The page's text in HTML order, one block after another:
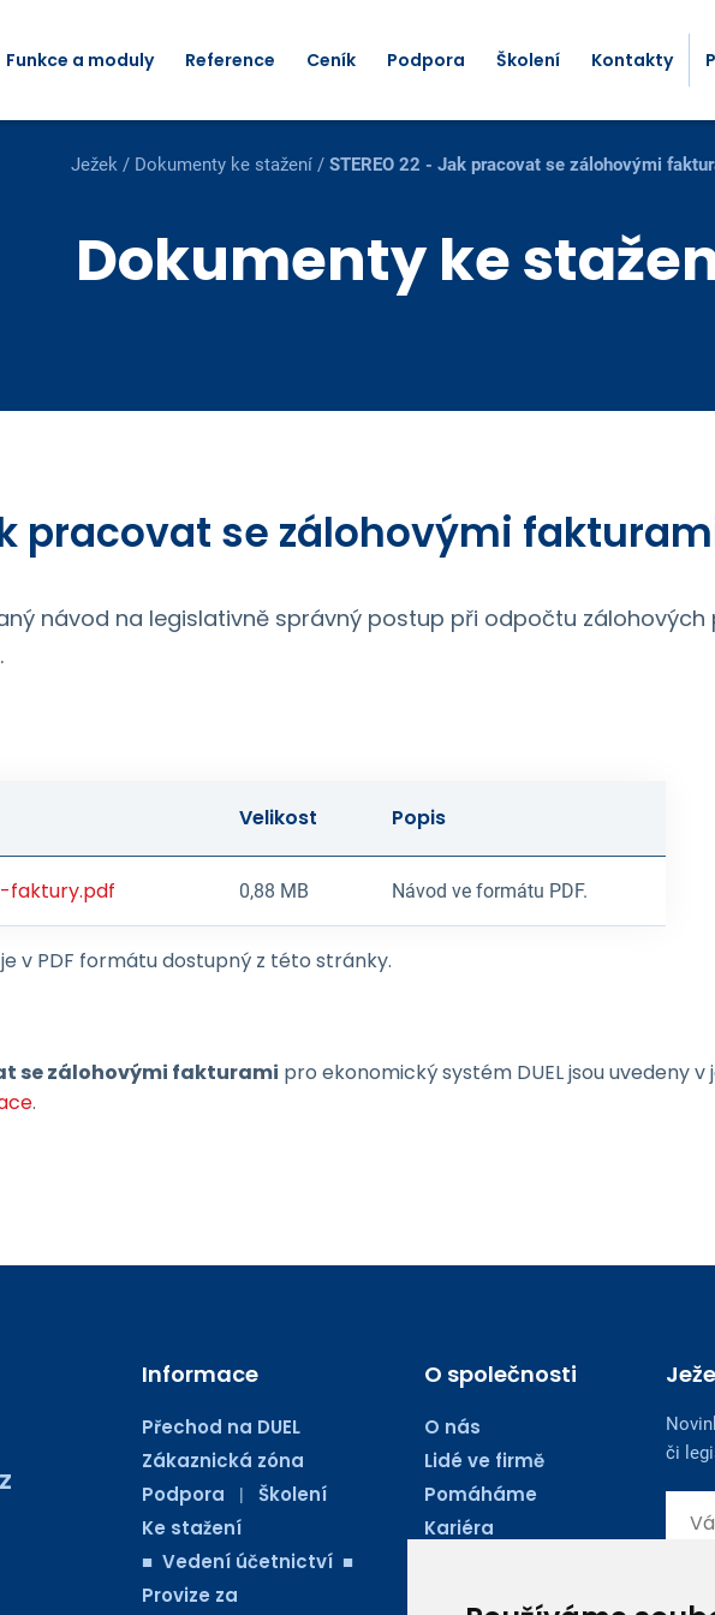
Funkce a moduly Reference Ceník Podpora Školení Kontakty
Ježek / Dokumenty ke stažení / STEREO 22 - Jak pracovat se zálohovými
Dokumenty ke
pracovat se zálohovými
návod na legislativně správný postup při odpočtu
Velikost Popis
faktury.pdf 0,88 MB Návod ve formátu PDF.
v PDF formátu dostupný z této stránky.
se zálohovými fakturami pro ekonomický systém DUEL jsou uvedeny
.
Informace
Přechod na DUEL
Zákaznická zóna
Podpora
| Školení
Ke stažení
■ Vedení účetnictví ■
Provize za
O společnosti
O nás
Lidé ve firmě
Pomáháme
Kariéra
či